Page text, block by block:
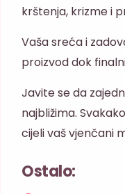
krštenja, krizme i
Vaša sreća i
proizvod dok
Javite se da
najbližima.
cijeli vaš vjenčani
Ostalo: